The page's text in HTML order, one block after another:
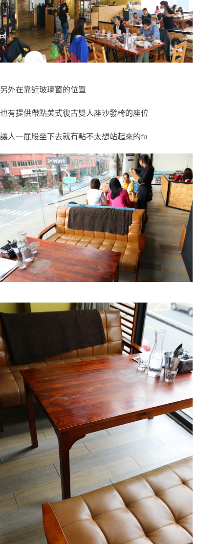
另外在靠近玻璃窗的位置
也有提供帶點美式復古雙人座沙發椅的座位
讓人一屁股坐下去就有點不太想站起來的fu